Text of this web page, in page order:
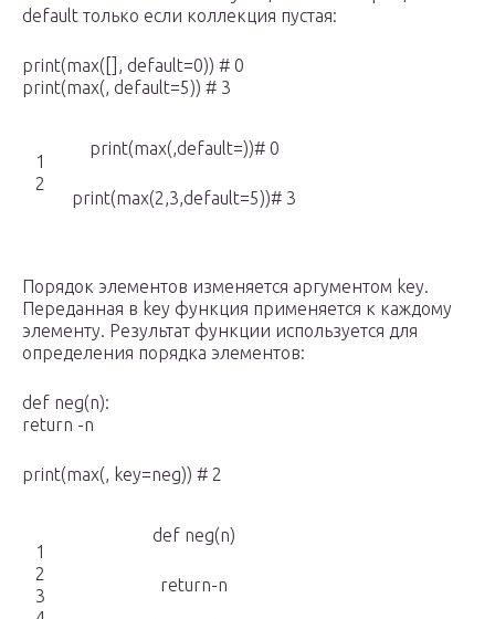
default только если коллекция пустая:
print(max([], default=0)) # 0
print(max(, default=5)) # 3
1
2
print(max(,default=))# 0
print(max(2,3,default=5))# 3
Порядок элементов изменяется аргументом key.
Переданная в key функция применяется к каждому
элементу. Результат функции используется для
определения порядка элементов:
def neg(n):
return -n
print(max(, key=neg)) # 2
1
2
3
def neg(n)
return-n